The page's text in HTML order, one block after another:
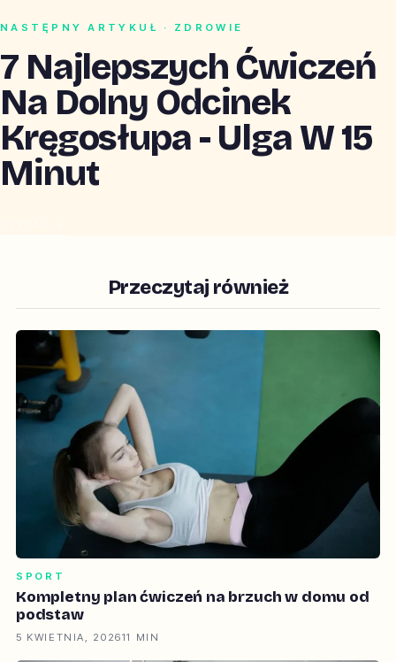
NASTĘPNY ARTYKUŁ · ZDROWIE
7 Najlepszych Ćwiczeń
Na Dolny Odcinek
Kręgosłupa - Ulga W 15
Minut
Przeczytaj również
SPORT
Kompletny plan ćwiczeń na brzuch w domu od
podstaw
5 KWIETNIA, 202611 MIN